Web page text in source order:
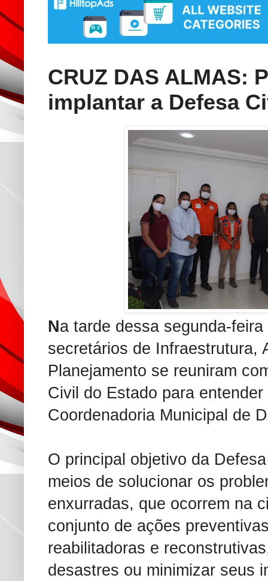
CRUZ DAS ALMAS:
implantar a Defesa
Na tarde dessa segunda-
secretários de Infraestrutura,
Planejamento se reuniram
Civil do Estado para
Coordenadoria Municipal de
O principal objetivo da
meios de solucionar os
enxurradas, que ocorrem na
conjunto de ações
reabilitadoras e
desastres ou minimizar seus